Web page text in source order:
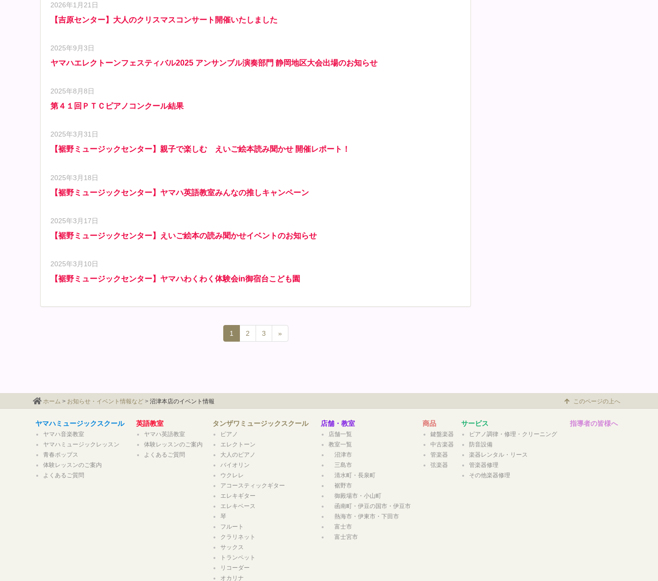
2026年1月21日
【吉原センター】大人のクリスマスコンサート開催いたしました
2025年9月3日
ヤマハエレクトーンフェスティバル2025 アンサンブル演奏部門 静岡地区大会出場のお知らせ
2025年8月8日
第４１回ＰＴＣピアノコンクール結果
2025年3月31日
【裾野ミュージックセンター】親子で楽しむ えいご絵本読み聞かせ 開催レポート！
2025年3月18日
【裾野ミュージックセンター】ヤマハ英語教室みんなの推しキャンペーン
2025年3月17日
【裾野ミュージックセンター】えいご絵本の読み聞かせイベントのお知らせ
2025年3月10日
【裾野ミュージックセンター】ヤマハわくわく体験会in御宿台こども園
1 2 3 »
ホーム > お知らせ・イベント情報など >沼津本店のイベント情報 このページの上へ
ヤマハミュージックスクール
ヤマハ音楽教室
ヤマハミュージックレッスン
青春ポップス
体験レッスンのご案内
よくあるご質問
英語教室
ヤマハ英語教室
体験レッスンのご案内
よくあるご質問
タンザワミュージックスクール
ピアノ
エレクトーン
大人のピアノ
バイオリン
ウクレレ
アコースティックギター
エレキギター
エレキベース
琴
フルート
クラリネット
サックス
トランペット
リコーダー
オカリナ
店舗・教室
店舗一覧
教室一覧
沼津市
三島市
清水町・長泉町
裾野市
御殿場市・小山町
函南町・伊豆の国市・伊豆市
熱海市・伊東市・下田市
富士市
富士宮市
商品
鍵盤楽器
中古楽器
管楽器
弦楽器
サービス
ピアノ調律・修理・クリーニング
防音設備
楽器レンタル・リース
管楽器修理
その他楽器修理
指導者の皆様へ